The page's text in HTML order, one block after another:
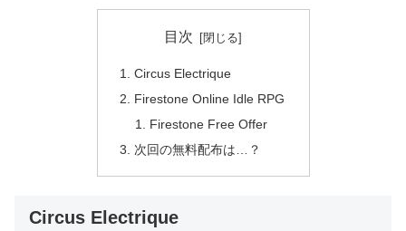
目次
Circus Electrique
Firestone Online Idle RPG
Firestone Free Offer
次回の無料配布は…？
Circus Electrique